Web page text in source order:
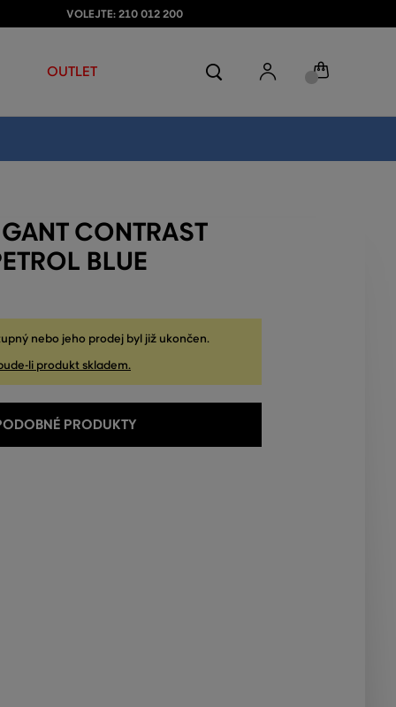
VOLEJTE: 210 012 200
OUTLET
CONTRAST
BLUE
nebo jeho prodej byl již ukončen.
li produkt skladem.
PRODUKTY